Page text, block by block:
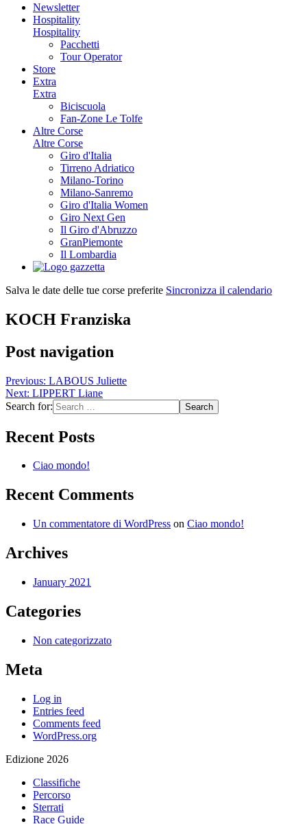
Newsletter
Hospitality
Hospitality
Pacchetti
Tour Operator
Store
Extra
Extra
Biciscuola
Fan-Zone Le Tolfe
Altre Corse
Altre Corse
Giro d'Italia
Tirreno Adriatico
Milano-Torino
Milano-Sanremo
Giro d'Italia Women
Giro Next Gen
Il Giro d'Abruzzo
GranPiemonte
Il Lombardia
Salva le date delle tue corse preferite Sincronizza il calendario
KOCH Franziska
Post navigation
Previous: LABOUS Juliette
Next: LIPPERT Liane
Search for:
Recent Posts
Ciao mondo!
Recent Comments
Un commentatore di WordPress on Ciao mondo!
Archives
January 2021
Categories
Non categorizzato
Meta
Log in
Entries feed
Comments feed
WordPress.org
Edizione 2026
Classifiche
Percorso
Sterrati
Race Guide